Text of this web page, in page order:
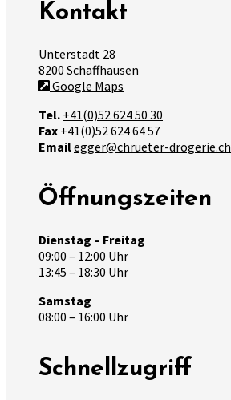
Kontakt
Unterstadt 28
8200 Schaffhausen
Google Maps
Tel. +41(0)52 624 50 30
Fax +41(0)52 624 64 57
Emailegger@chrueter-drogerie.ch
Öffnungszeiten
Dienstag – Freitag
09:00 – 12:00 Uhr
13:45 – 18:30 Uhr
Samstag
08:00 – 16:00 Uhr
Schnellzugriff